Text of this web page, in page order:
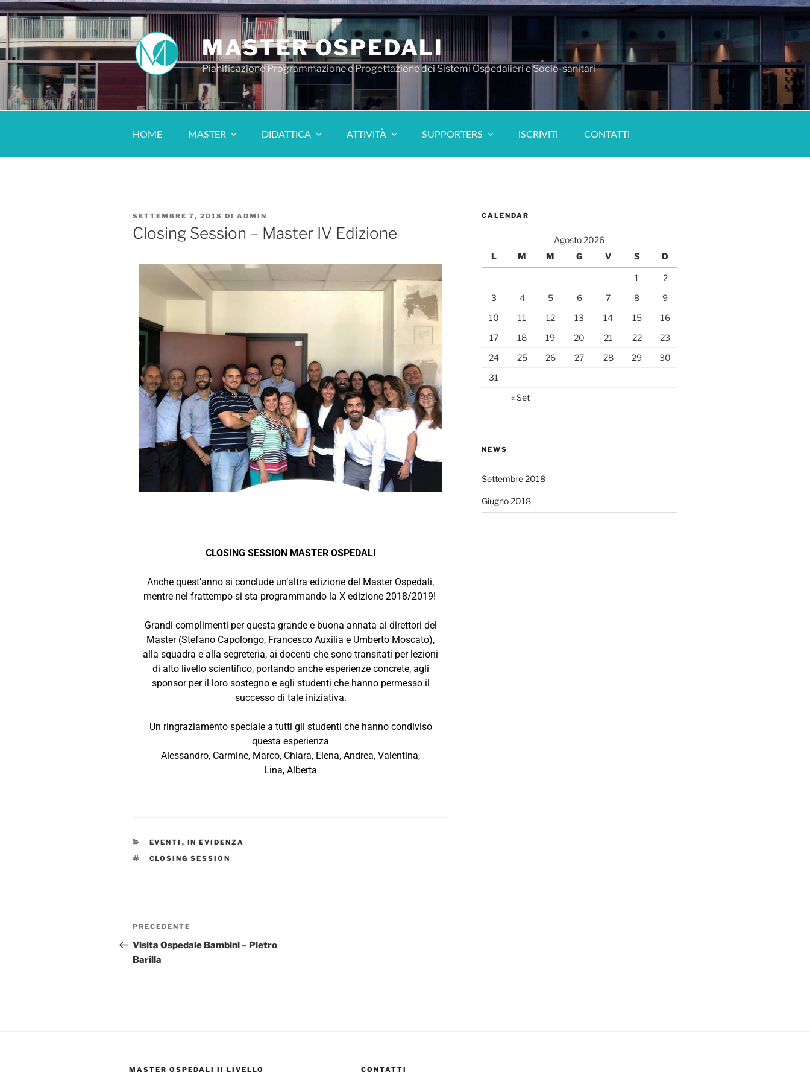
MASTER OSPEDALI
Pianificazione Programmazione e Progettazione dei Sistemi Ospedalieri e Socio-sanitari
HOME MASTER DIDATTICA ATTIVITÀ SUPPORTERS ISCRIVITI CONTATTI
SETTEMBRE 7, 2018 DI ADMIN
Closing Session – Master IV Edizione
CLOSING SESSION MASTER OSPEDALI
Anche quest’anno si conclude un’altra edizione del Master Ospedali,
mentre nel frattempo si sta programmando la X edizione 2018/2019!
Grandi complimenti per questa grande e buona annata ai direttori del
Master (Stefano Capolongo, Francesco Auxilia e Umberto Moscato),
alla squadra e alla segreteria, ai docenti che sono transitati per lezioni
di alto livello scientifico, portando anche esperienze concrete, agli
sponsor per il loro sostegno e agli studenti che hanno permesso il
successo di tale iniziativa.
Un ringraziamento speciale a tutti gli studenti che hanno condiviso
questa esperienza
Alessandro, Carmine, Marco, Chiara, Elena, Andrea, Valentina,
Lina, Alberta
EVENTI , IN EVIDENZA
CLOSING SESSION
PRECEDENTE
Visita Ospedale Bambini – Pietro
Barilla
CALENDAR
Agosto 2026
L
M M G V S D
1
2
3
4 5 6 7 8
9
10
11 12 13 14 15
16
17
18 19 20 21 22
23
24
25 26 27 28 29
30
31
« Set
NEWS
Settembre 2018
Giugno 2018
MASTER OSPEDALI II LIVELLO CONTATTI